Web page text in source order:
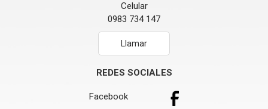
Celular
0983 734 147
Llamar
REDES SOCIALES
Facebook